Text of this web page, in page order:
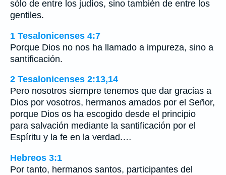
sólo de entre los judíos, sino también de entre los
gentiles.
1 Tesalonicenses 4:7
Porque Dios no nos ha llamado a impureza, sino a
santificación.
2 Tesalonicenses 2:13,14
Pero nosotros siempre tenemos que dar gracias a
Dios por vosotros, hermanos amados por el Señor,
porque Dios os ha escogido desde el principio
para salvación mediante la santificación por el
Espíritu y la fe en la verdad.…
Hebreos 3:1
Por tanto, hermanos santos, participantes del